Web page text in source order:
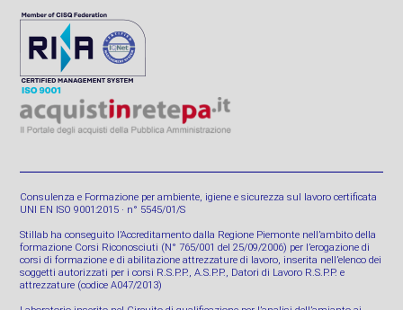
Consulenza e Formazione per ambiente, igiene e sicurezza sul lavoro certificata
UNI EN ISO 9001:2015 · n° 5545/01/S
Stillab ha conseguito l’Accreditamento dalla Regione Piemonte nell’ambito della
formazione Corsi Riconosciuti (N° 765/001 del 25/09/2006) per l’erogazione di
corsi di formazione e di abilitazione attrezzature di lavoro, inserita nell’elenco dei
soggetti autorizzati per i corsi R.S.P.P., A.S.P.P., Datori di Lavoro R.S.P.P. e
attrezzature (codice A047/2013)